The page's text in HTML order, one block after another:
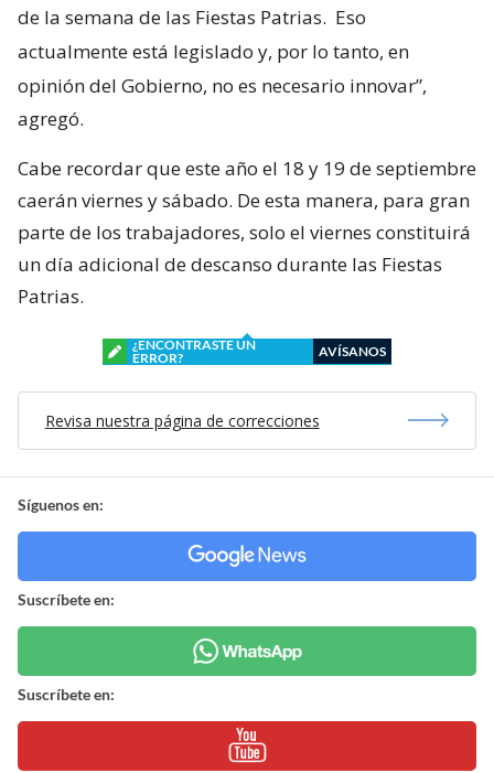
de la semana de las Fiestas Patrias. Eso
actualmente está legislado y, por lo tanto, en
opinión del Gobierno, no es necesario innovar”,
agregó.
Cabe recordar que este año el 18 y 19 de septiembre
caerán viernes y sábado. De esta manera, para gran
parte de los trabajadores, solo el viernes constituirá
un día adicional de descanso durante las Fiestas
Patrias.
¿ENCONTRASTE UN
ERROR?
AVÍSANOS
Revisa nuestra página de correcciones
Síguenos en:
Suscríbete en:
Suscríbete en: